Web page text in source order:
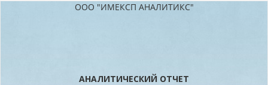
ООО "ИМЕКСП АНАЛИТИКС"
АНАЛИТИЧЕСКИЙ ОТЧЕТ